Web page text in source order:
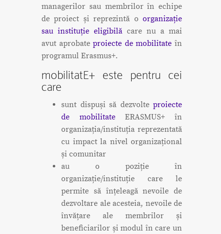
managerilor sau membrilor în echipe
de proiect și reprezintă o organizație
sau instituție eligibilă care nu a mai
avut aprobateproiecte de mobilitate în
programul Erasmus+.
mobilitatE+ este pentru cei
care
sunt dispuși să dezvolte proiecte
de mobilitateERASMUS+ în
organizația/instituția reprezentată
cu impact la nivel organizațional
și comunitar
au o poziție în
organizație/instituție care le
permite să înțeleagă nevoile de
dezvoltare ale acesteia, nevoile de
învățare ale membrilor și
beneficiarilor și modul în care un